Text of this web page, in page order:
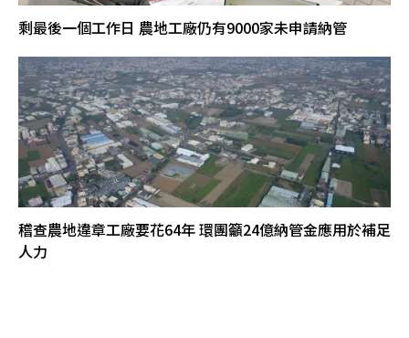
剩最後一個工作日 農地工廠仍有9000家未申請納管
稽查農地違章工廠要花64年 環團籲24億納管金應用於補足
人力